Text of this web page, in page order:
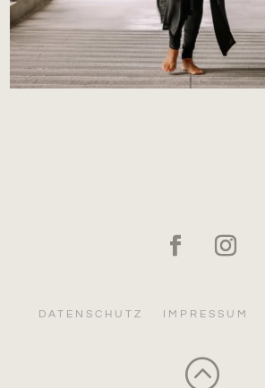
DATENSCHUTZ IMPRESSUM
: